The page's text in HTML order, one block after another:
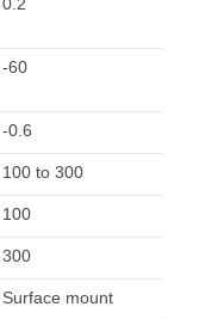
-60
-0.6
100 to 300
100
300
Surface mount